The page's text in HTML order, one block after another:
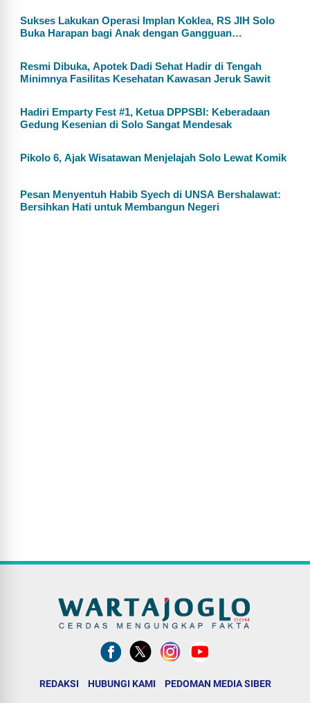
Sukses Lakukan Operasi Implan Koklea, RS JIH Solo
Buka Harapan bagi Anak dengan Gangguan
Resmi Dibuka, Apotek Dadi Sehat Hadir di Tengah
Minimnya Fasilitas Kesehatan Kawasan Jeruk Sawit
Hadiri Emparty Fest #1, Ketua DPPSBI: Keberadaan
Gedung Kesenian di Solo Sangat Mendesak
Pikolo 6, Ajak Wisatawan Menjelajah Solo Lewat Komik
Pesan Menyentuh Habib Syech di UNSA Bershalawat:
Bersihkan Hati untuk Membangun Negeri
REDAKSI HUBUNGI KAMI PEDOMAN MEDIA SIBER